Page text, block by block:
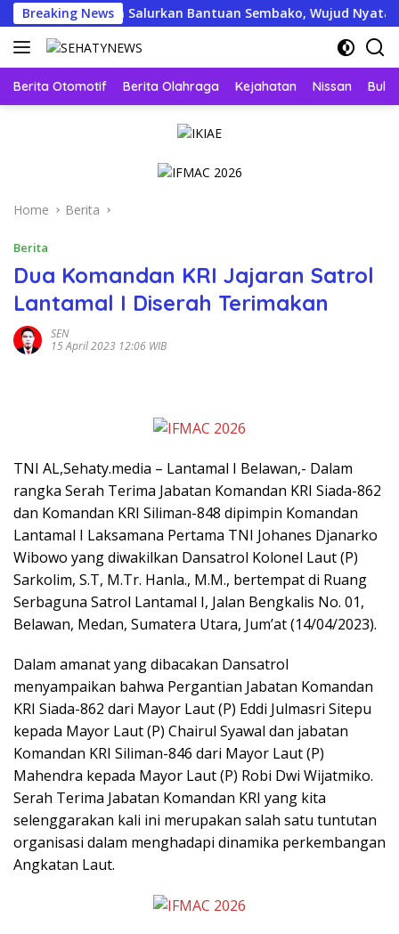
Skip
to
content
Breaking News
Menyapa Salurkan Bantuan Sembako, Wujud Nyata
Berita Otomotif Berita Olahraga Kejahatan Nissan
Home Berita
Berita
Dua Komandan KRI Jajaran Satrol
Lantamal I Diserah Terimakan
SEN
15 April 2023 12:06 WIB
TNI AL,Sehaty.media – Lantamal I Belawan,- Dalam
rangka Serah Terima Jabatan Komandan KRI Siada-862
dan Komandan KRI Siliman-848 dipimpin Komandan
Lantamal I Laksamana Pertama TNI Johanes Djanarko
Wibowo yang diwakilkan Dansatrol Kolonel Laut (P)
Sarkolim, S.T, M.Tr. Hanla., M.M., bertempat di Ruang
Serbaguna Satrol Lantamal I, Jalan Bengkalis No. 01,
Belawan, Medan, Sumatera Utara, Jum’at (14/04/2023).
Dalam amanat yang dibacakan Dansatrol
menyampaikan bahwa Pergantian Jabatan Komandan
KRI Siada-862 dari Mayor Laut (P) Eddi Julmasri Sitepu
kepada Mayor Laut (P) Chairul Syawal dan jabatan
Komandan KRI Siliman-846 dari Mayor Laut (P)
Mahendra kepada Mayor Laut (P) Robi Dwi Wijatmiko.
Serah Terima Jabatan Komandan KRI yang kita
selenggarakan kali ini merupakan salah satu tuntutan
organisasi dalam menghadapi dinamika perkembangan
Angkatan Laut.